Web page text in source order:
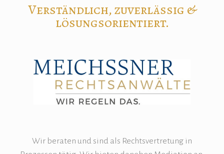
Verständlich, zuverlässig &
lösungsorientiert.
Wir beraten und sind als Rechtsvertretung in